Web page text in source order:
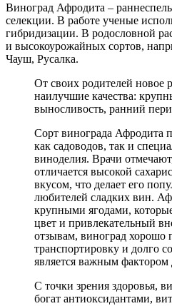
Виноград Афродита –
селекции. В работе ученые
гибридизации. В родословной
и высокоурожайных сортов,
Чауш, Русалка.
От своих родителей новое
наилучшие качества:
выносливость, ранний
Сорт винограда Афродита
как садоводов, так и
виноделия. Врачи
отличается высокой
вкусом, что делает его
любителей сладких вин.
крупными ягодами,
цвет и привлекательный
отзывам, виноград хорошо
транспортировку и долго
является важным фактором
С точки зрения здоровья,
богат антиоксидантами,